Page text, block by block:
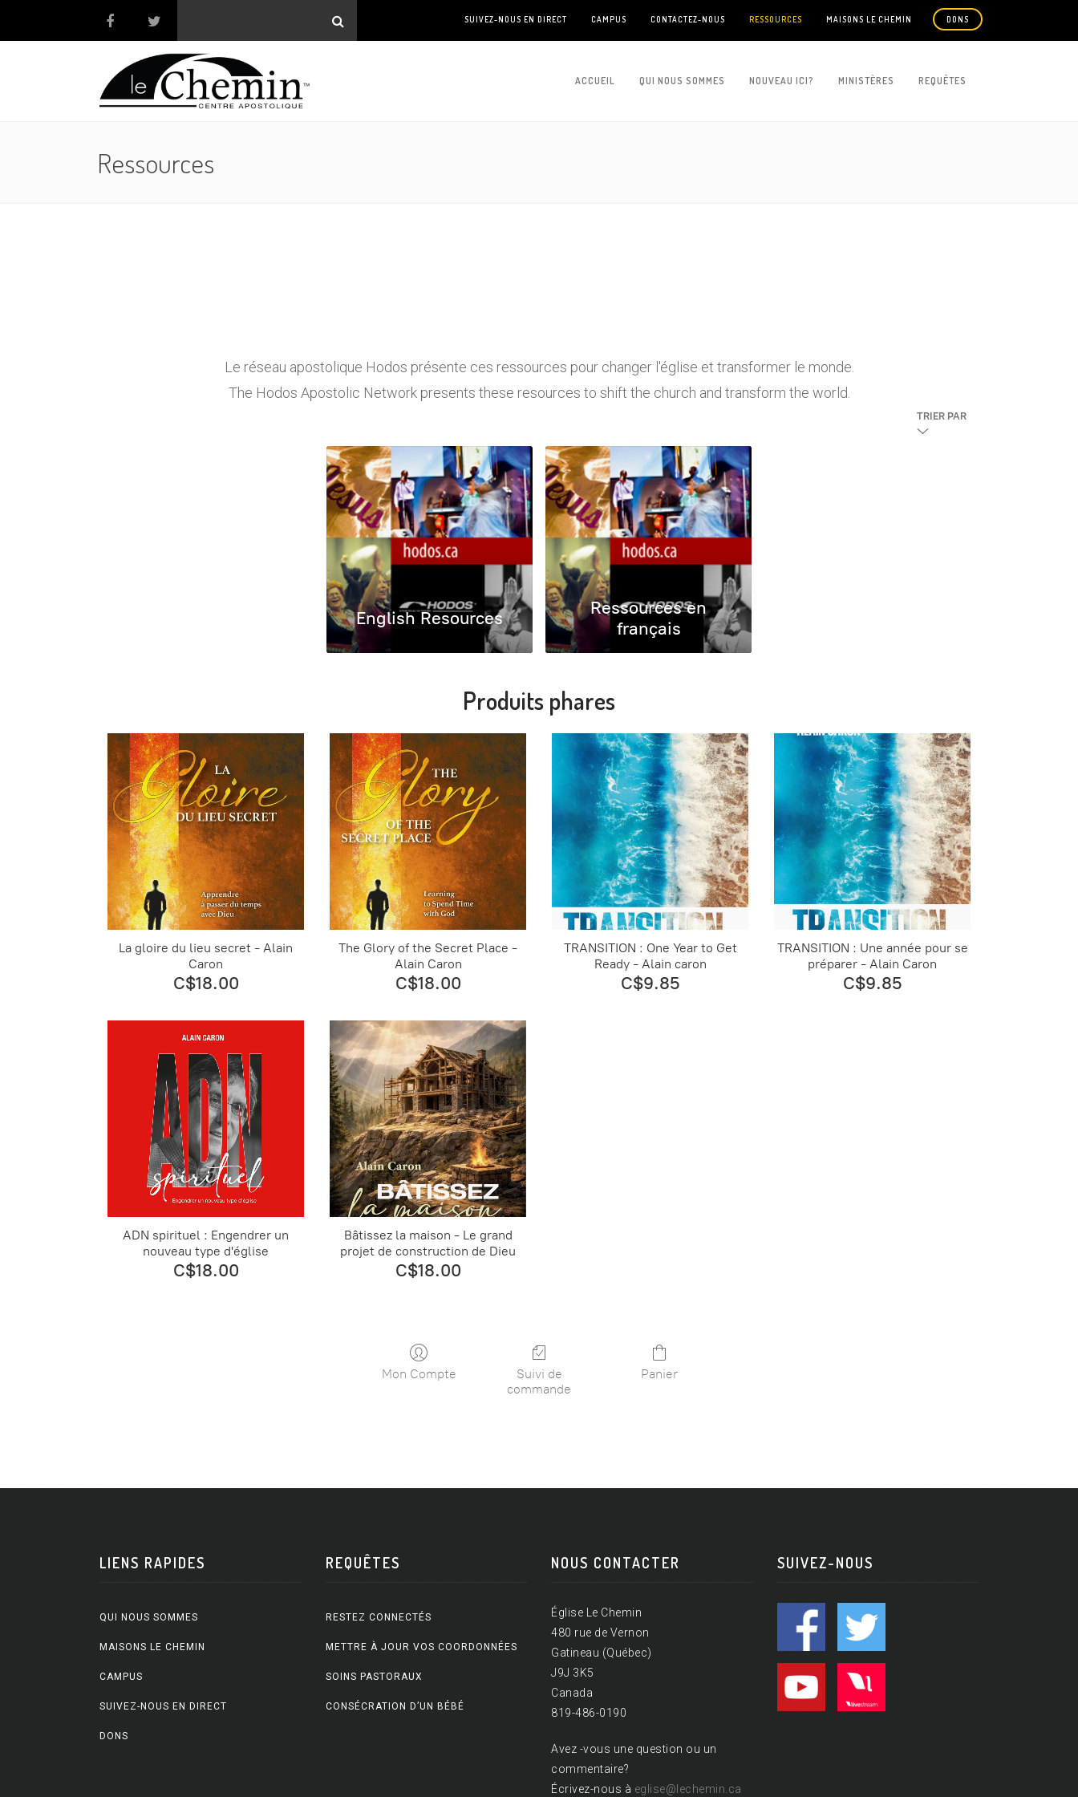
SUIVEZ-NOUS EN DIRECT CAMPUS CONTACTEZ-NOUS RESSOURCES MAISONS LE CHEMIN DONS
ACCUEIL QUI NOUS SOMMES NOUVEAU ICI? MINISTÈRES REQUÊTES
Ressources
Le réseau apostolique Hodos présente ces ressources pour changer l'église et transformer le monde.
The Hodos Apostolic Network presents these resources to shift the church and transform the world.
TRIER PAR
English Resources
Ressources en
français
Produits phares
La gloire du lieu secret - Alain
Caron
C$18.00
The Glory of the Secret Place -
Alain Caron
C$18.00
TRANSITION : One Year to Get
Ready - Alain caron
C$9.85
TRANSITION : Une année pour se
préparer - Alain Caron
C$9.85
ADN spirituel : Engendrer un
nouveau type d'église
C$18.00
Bâtissez la maison - Le grand
projet de construction de Dieu
C$18.00
Mon Compte
Suivi de
commande
Panier
LIENS RAPIDES
QUI NOUS SOMMES
MAISONS LE CHEMIN
CAMPUS
SUIVEZ-NOUS EN DIRECT
DONS
REQUÊTES
RESTEZ CONNECTÉS
METTRE À JOUR VOS COORDONNÉES
SOINS PASTORAUX
CONSÉCRATION D’UN BÉBÉ
NOUS CONTACTER
Église Le Chemin
480 rue de Vernon
Gatineau (Québec)
J9J 3K5
Canada
819-486-0190
Avez -vous une question ou un
commentaire?
Écrivez-nous à eglise@lechemin.ca
SUIVEZ-NOUS